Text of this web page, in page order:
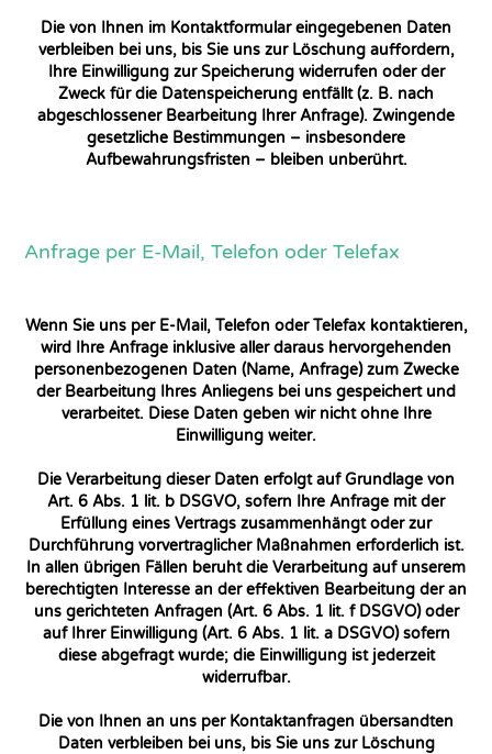
Die von Ihnen im Kontaktformular eingegebenen Daten
verbleiben bei uns, bis Sie uns zur Löschung auffordern,
Ihre Einwilligung zur Speicherung widerrufen oder der
Zweck für die Datenspeicherung entfällt (z. B. nach
abgeschlossener Bearbeitung Ihrer Anfrage). Zwingende
gesetzliche Bestimmungen – insbesondere
Aufbewahrungsfristen – bleiben unberührt.
Anfrage per E-Mail, Telefon oder Telefax
Wenn Sie uns per E-Mail, Telefon oder Telefax kontaktieren,
wird Ihre Anfrage inklusive aller daraus hervorgehenden
personenbezogenen Daten (Name, Anfrage) zum Zwecke
der Bearbeitung Ihres Anliegens bei uns gespeichert und
verarbeitet. Diese Daten geben wir nicht ohne Ihre
Einwilligung weiter.
Die Verarbeitung dieser Daten erfolgt auf Grundlage von
Art. 6 Abs. 1 lit. b DSGVO, sofern Ihre Anfrage mit der
Erfüllung eines Vertrags zusammenhängt oder zur
Durchführung vorvertraglicher Maßnahmen erforderlich ist.
In allen übrigen Fällen beruht die Verarbeitung auf unserem
berechtigten Interesse an der effektiven Bearbeitung der an
uns gerichteten Anfragen (Art. 6 Abs. 1 lit. f DSGVO) oder
auf Ihrer Einwilligung (Art. 6 Abs. 1 lit. a DSGVO) sofern
diese abgefragt wurde; die Einwilligung ist jederzeit
widerrufbar.
Die von Ihnen an uns per Kontaktanfragen übersandten
Daten verbleiben bei uns, bis Sie uns zur Löschung